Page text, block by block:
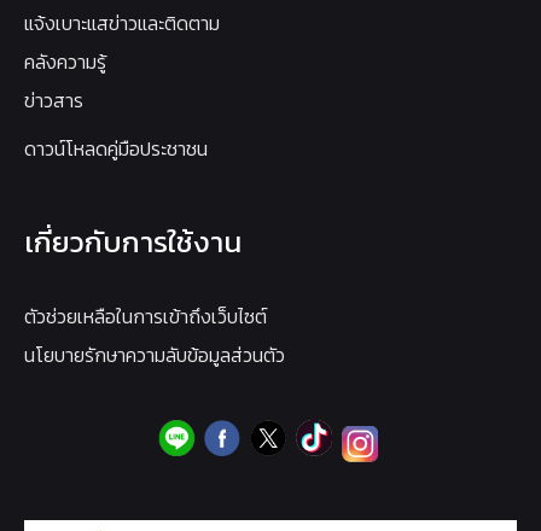
แจ้งเบาะแสข่าวและติดตาม
คลังความรู้
ข่าวสาร
ดาวน์โหลดคู่มือประชาชน
เกี่ยวกับการใช้งาน
ตัวช่วยเหลือในการเข้าถึงเว็บไซต์
นโยบายรักษาความลับข้อมูลส่วนตัว